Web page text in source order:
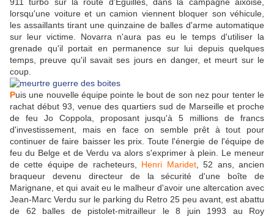
lorsqu'une voiture et un camion viennent bloquer son véhicule,
les assaillants tirant une quinzaine de balles d'arme automatique
sur leur victime. Novarra n'aura pas eu le temps d'utiliser la
grenade qu'il portait en permanence sur lui depuis quelques
temps, preuve qu'il savait ses jours en danger, et meurt sur le
coup.
Puis une nouvelle équipe pointe le bout de son nez pour tenter le
rachat début 93, venue des quartiers sud de Marseille et proche
de feu Jo Coppola, proposant jusqu'à 5 millions de francs
d'investissement, mais en face on semble prêt à tout pour
continuer de faire baisser les prix. Toute l'énergie de l'équipe de
feu du Belge et de Verdu va alors s'exprimer à plein. Le meneur
de cette équipe de racheteurs, Henri Maridet, 52 ans, ancien
braqueur devenu directeur de la sécurité d'une boîte de
Marignane, et qui avait eu le malheur d'avoir une altercation avec
Jean-Marc Verdu sur le parking du Retro 25 peu avant, est abattu
de 62 balles de pistolet-mitrailleur le 8 juin 1993 au Roy